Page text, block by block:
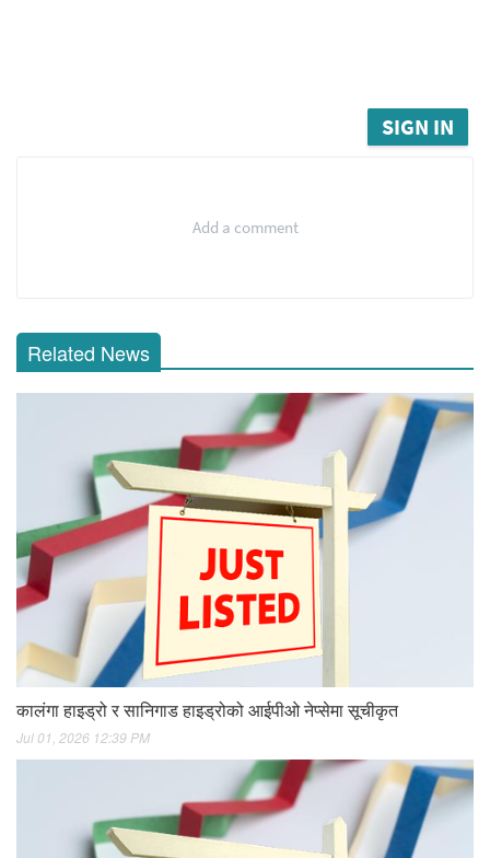
SIGN IN
Add a comment
Related News
कालंगा हाइड्रो र सानिगाड हाइड्रोको आईपीओ नेप्सेमा सूचीकृत
Jul 01, 2026 12:39 PM